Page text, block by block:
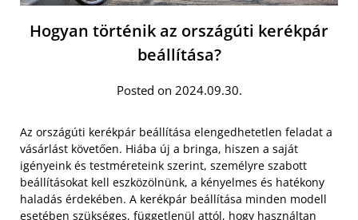
Hogyan történik az országúti kerékpár
beállítása?
Posted on 2024.09.30.
Az országúti kerékpár beállítása elengedhetetlen feladat a
vásárlást követően. Hiába új a bringa, hiszen a saját
igényeink és testméreteink szerint, személyre szabott
beállításokat kell eszközölnünk, a kényelmes és hatékony
haladás érdekében. A kerékpár beállítása minden modell
esetében szükséges, függetlenül attól, hogy használtan